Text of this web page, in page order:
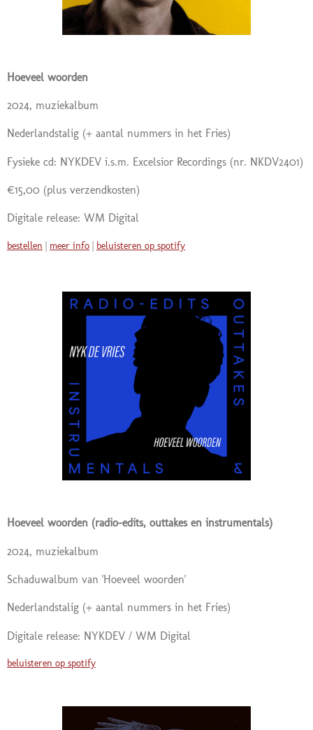
Hoeveel woorden
2024, muziekalbum
Nederlandstalig (+ aantal nummers in het Fries)
Fysieke cd: NYKDEV i.s.m. Excelsior Recordings (nr. NKDV2401)
€15,00 (plus verzendkosten)
Digitale release: WM Digital
bestellen | meer info | beluisteren op spotify
Hoeveel woorden (radio-edits, outtakes en instrumentals)
2024, muziekalbum
Schaduwalbum van 'Hoeveel woorden'
Nederlandstalig (+ aantal nummers in het Fries)
Digitale release: NYKDEV / WM Digital
beluisteren op spotify